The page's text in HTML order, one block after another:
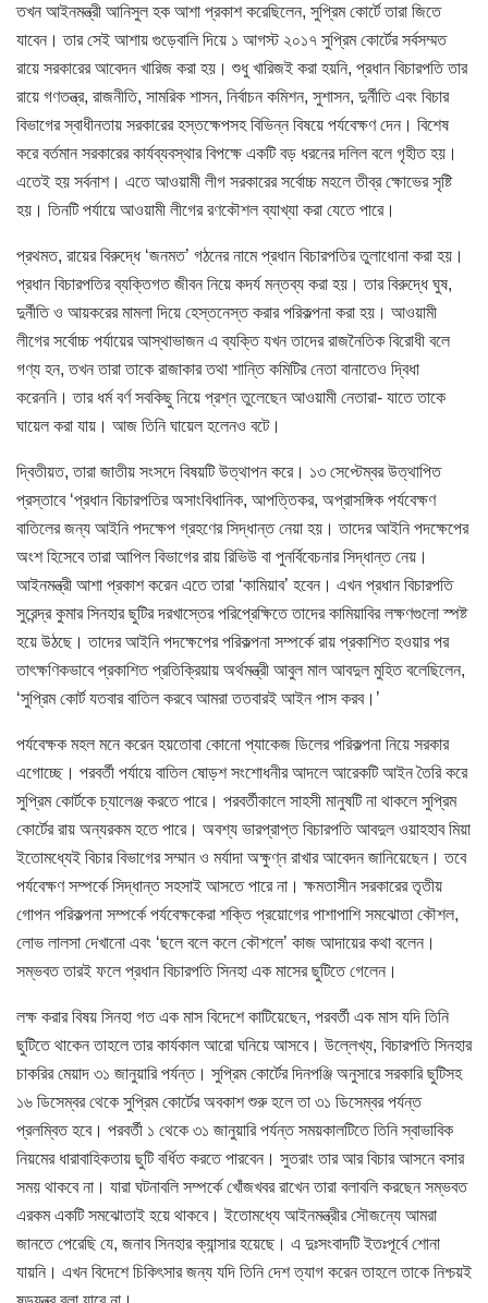
তখন আইনমন্ত্রী আনিসুল হক আশা প্রকাশ করেছিলেন, সুপ্রিম কোর্টে তারা জিতে
যাবেন। তার সেই আশায় গুড়েবালি দিয়ে ১ আগস্ট ২০১৭ সুপ্রিম কোর্টের সর্বসম্মত
রায়ে সরকারের আবেদন খারিজ করা হয়। শুধু খারিজই করা হয়নি, প্রধান বিচারপতি তার
রায়ে গণতন্ত্র, রাজনীতি, সামরিক শাসন, নির্বাচন কমিশন, সুশাসন, দুর্নীতি এবং বিচার
বিভাগের স্বাধীনতায় সরকারের হস্তক্ষেপসহ বিভিন্ন বিষয়ে পর্যবেক্ষণ দেন। বিশেষ
করে বর্তমান সরকারের কার্যব্যবস্থার বিপক্ষে একটি বড় ধরনের দলিল বলে গৃহীত হয়।
এতেই হয় সর্বনাশ। এতে আওয়ামী লীগ সরকারের সর্বোচ্চ মহলে তীব্র ক্ষোভের সৃষ্টি
হয়। তিনটি পর্যায়ে আওয়ামী লীগের রণকৌশল ব্যাখ্যা করা যেতে পারে।
প্রথমত, রায়ের বিরুদ্ধে ‘জনমত’ গঠনের নামে প্রধান বিচারপতির তুলাধোনা করা হয়।
প্রধান বিচারপতির ব্যক্তিগত জীবন নিয়ে কদর্য মন্তব্য করা হয়। তার বিরুদ্ধে ঘুষ,
দুর্নীতি ও আয়করের মামলা দিয়ে হেস্তনেস্ত করার পরিকল্পনা করা হয়। আওয়ামী
লীগের সর্বোচ্চ পর্যায়ের আস্থাভাজন এ ব্যক্তি যখন তাদের রাজনৈতিক বিরোধী বলে
গণ্য হন, তখন তারা তাকে রাজাকার তথা শান্তি কমিটির নেতা বানাতেও দ্বিধা
করেননি। তার ধর্ম বর্ণ সবকিছু নিয়ে প্রশ্ন তুলেছেন আওয়ামী নেতারা- যাতে তাকে
ঘায়েল করা যায়। আজ তিনি ঘায়েল হলেনও বটে।
দ্বিতীয়ত, তারা জাতীয় সংসদে বিষয়টি উত্থাপন করে। ১৩ সেপ্টেম্বর উত্থাপিত
প্রস্তাবে ‘প্রধান বিচারপতির অসাংবিধানিক, আপত্তিকর, অপ্রাসঙ্গিক পর্যবেক্ষণ
বাতিলের জন্য আইনি পদক্ষেপ গ্রহণের সিদ্ধান্ত নেয়া হয়। তাদের আইনি পদক্ষেপের
অংশ হিসেবে তারা আপিল বিভাগের রায় রিভিউ বা পুনর্বিবেচনার সিদ্ধান্ত নেয়।
আইনমন্ত্রী আশা প্রকাশ করেন এতে তারা ‘কামিয়াব’ হবেন। এখন প্রধান বিচারপতি
সুরেন্দ্র কুমার সিনহার ছুটির দরখাস্তের পরিপ্রেক্ষিতে তাদের কামিয়াবির লক্ষণগুলো স্পষ্ট
হয়ে উঠছে। তাদের আইনি পদক্ষেপের পরিকল্পনা সম্পর্কে রায় প্রকাশিত হওয়ার পর
তাৎক্ষণিকভাবে প্রকাশিত প্রতিক্রিয়ায় অর্থমন্ত্রী আবুল মাল আবদুল মুহিত বলেছিলেন,
‘সুপ্রিম কোর্ট যতবার বাতিল করবে আমরা ততবারই আইন পাস করব।’
পর্যবেক্ষক মহল মনে করেন হয়তোবা কোনো প্যাকেজ ডিলের পরিকল্পনা নিয়ে সরকার
এগোচ্ছে। পরবর্তী পর্যায়ে বাতিল ষোড়শ সংশোধনীর আদলে আরেকটি আইন তৈরি করে
সুপ্রিম কোর্টকে চ্যালেঞ্জ করতে পারে। পরবর্তীকালে সাহসী মানুষটি না থাকলে সুপ্রিম
কোর্টের রায় অন্যরকম হতে পারে। অবশ্য ভারপ্রাপ্ত বিচারপতি আবদুল ওয়াহহাব মিয়া
ইতোমধ্যেই বিচার বিভাগের সম্মান ও মর্যাদা অক্ষুণ্ন রাখার আবেদন জানিয়েছেন। তবে
পর্যবেক্ষণ সম্পর্কে সিদ্ধান্ত সহসাই আসতে পারে না। ক্ষমতাসীন সরকারের তৃতীয়
গোপন পরিকল্পনা সম্পর্কে পর্যবেক্ষকেরা শক্তি প্রয়োগের পাশাপাশি সমঝোতা কৌশল,
লোভ লালসা দেখানো এবং ‘ছলে বলে কলে কৌশলে’ কাজ আদায়ের কথা বলেন।
সম্ভবত তারই ফলে প্রধান বিচারপতি সিনহা এক মাসের ছুটিতে গেলেন।
লক্ষ করার বিষয় সিনহা গত এক মাস বিদেশে কাটিয়েছেন, পরবর্তী এক মাস যদি তিনি
ছুটিতে থাকেন তাহলে তার কার্যকাল আরো ঘনিয়ে আসবে। উল্লেখ্য, বিচারপতি সিনহার
চাকরির মেয়াদ ৩১ জানুয়ারি পর্যন্ত। সুপ্রিম কোর্টের দিনপঞ্জি অনুসারে সরকারি ছুটিসহ
১৬ ডিসেম্বর থেকে সুপ্রিম কোর্টের অবকাশ শুরু হলে তা ৩১ ডিসেম্বর পর্যন্ত
প্রলম্বিত হবে। পরবর্তী ১ থেকে ৩১ জানুয়ারি পর্যন্ত সময়কালটিতে তিনি স্বাভাবিক
নিয়মের ধারাবাহিকতায় ছুটি বর্ধিত করতে পারবেন। সুতরাং তার আর বিচার আসনে বসার
সময় থাকবে না। যারা ঘটনাবলি সম্পর্কে খোঁজখবর রাখেন তারা বলাবলি করছেন সম্ভবত
এরকম একটি সমঝোতাই হয়ে থাকবে। ইতোমধ্যে আইনমন্ত্রীর সৌজন্যে আমরা
জানতে পেরেছি যে, জনাব সিনহার ক্যান্সার হয়েছে। এ দুঃসংবাদটি ইতঃপূর্বে শোনা
যায়নি। এখন বিদেশে চিকিৎসার জন্য যদি তিনি দেশ ত্যাগ করেন তাহলে তাকে নিশ্চয়ই